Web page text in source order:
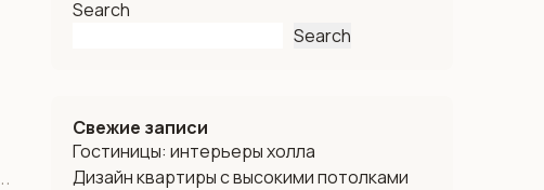
Search
Search
Свежие записи
Гостиницы: интерьеры холла
Дизайн квартиры с высокими потолками